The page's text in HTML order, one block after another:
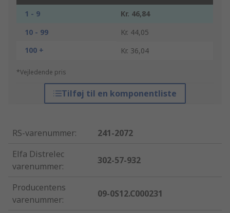
1 - 9
Kr. 46,84
10 - 99
Kr. 44,05
100 +
Kr. 36,04
*Vejledende pris
Tilføj til en komponentliste
RS-varenummer:
241-2072
Elfa Distrelec
varenummer:
302-57-932
Producentens
varenummer:
09-0S12.C000231